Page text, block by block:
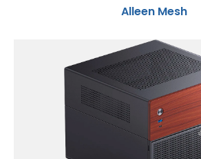
Alleen Mesh